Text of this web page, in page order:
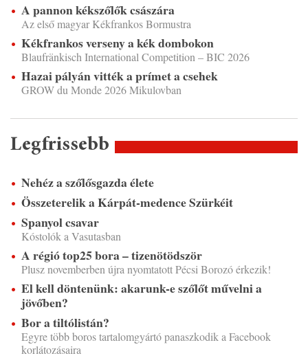
A pannon kékszőlők császára
Az első magyar Kékfrankos Bormustra
Kékfrankos verseny a kék dombokon
Blaufränkisch International Competition – BIC 2026
Hazai pályán vitték a prímet a csehek
GROW du Monde 2026 Mikulovban
Legfrissebb
Nehéz a szőlősgazda élete
Összeterelik a Kárpát-medence Szürkéit
Spanyol csavar
Kóstolók a Vasutasban
A régió top25 bora – tizenötödször
Plusz novemberben újra nyomtatott Pécsi Borozó érkezik!
El kell döntenünk: akarunk-e szőlőt művelni a
jövőben?
Bor a tiltólistán?
Egyre több boros tartalomgyártó panaszkodik a Facebook
korlátozásaira